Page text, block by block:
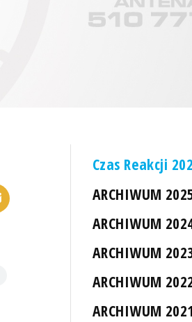
Czas Reakcji
ARCHIWUM
ARCHIWUM
ARCHIWUM
ARCHIWUM
ARCHIWUM 2021